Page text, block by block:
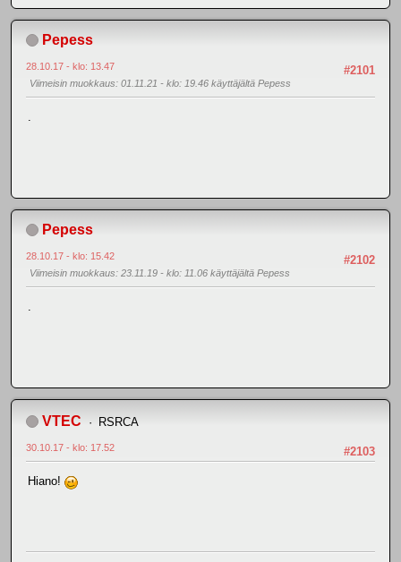
Pepess
#2101
28.10.17 - klo: 13.47
Viimeisin muokkaus: 01.11.21 - klo: 19.46 käyttäjältä Pepess
Pepess
#2102
28.10.17 - klo: 15.42
Viimeisin muokkaus: 23.11.19 - klo: 11.06 käyttäjältä Pepess
VTEC RSRCA
#2103
30.10.17 - klo: 17.52
Hiano!